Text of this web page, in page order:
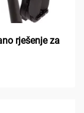
rješenje za